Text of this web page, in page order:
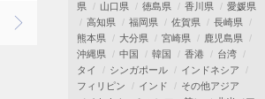
県
山口県 徳島県 香川県
愛媛県
高知県
福岡県 佐賀県
長崎県
熊本県
大分県 宮崎県
鹿児島県
沖縄県
中国 韓国 香港
台湾
タイ
シンガポール
インドネシア
フィリピン
インド
その他アジア